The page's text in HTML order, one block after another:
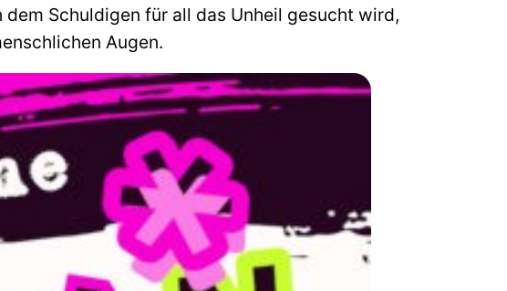
Schuldigen für all das Unheil gesucht wird,
Augen.